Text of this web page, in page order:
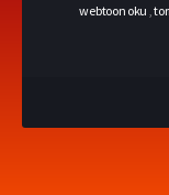
webtoon oku ,